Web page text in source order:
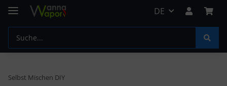
DE
Selbst Mischen DIY